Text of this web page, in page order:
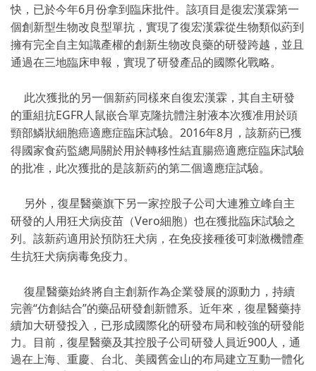
快，已於今年6月份拿到臨床批件。該項目是復宏漢霖第一
個創新型生物改良型單抗，實現了復宏漢霖從生物類似葯到
擁有完全自主知識產權的創新生物改良藥的研發跨越，並且
通過在三地臨床申報，實現了研發產品的國際化戰略。
此次獲批的另一個新葯同樣來自復宏漢霖，其自主研發
的重組抗EGFR人鼠嵌合單克隆抗體注射液本次獲准用於頭
頸部鱗狀細胞癌適應症臨床試驗。2016年8月，該新葯已獲
得國家食葯監總局關於用於轉移性結直腸癌適應症臨床試驗
的批准，此次獲批的是該新葯的第二個適應症試驗。
另外，復星醫藥旗下另一家控股子公司大連雅立峰自主
研發的人用狂犬病疫苗（Vero細胞）也在獲批臨床試驗之
列。該新葯適用於預防狂犬病，在免疫接種後可刺激機體產
生抗狂犬病病毒免疫力。
復星醫藥始終將自主創新作為企業發展的源動力，持續
完善“仿創結合”的藥品研發創新體系。近年來，復星醫藥持
續加大研發投入，已形成國際化的研發布局和較強的研發能
力。目前，復星醫藥及其控股子公司研發人員近900人，通
過在上海、重慶、台北、美國舊金山的布局建立互動一體化